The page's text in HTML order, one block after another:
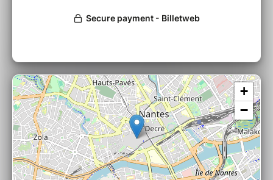
Soit un total de 23h d'impro + 1h de spectacle.
participant(e)s.
➔ Tarif :
Plein tarif : 300€
Tarif CITRON : 260€ (pour les élèves
Cours CITRON ou les personnes ayant
participé à au moins 1 stage pendant
la saison 2025/2026).
+
−